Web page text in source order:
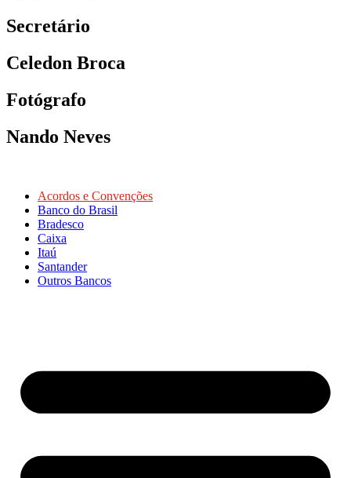
Secretário
Celedon Broca
Fotógrafo
Nando Neves
Acordos e Convenções
Banco do Brasil
Bradesco
Caixa
Itaú
Santander
Outros Bancos